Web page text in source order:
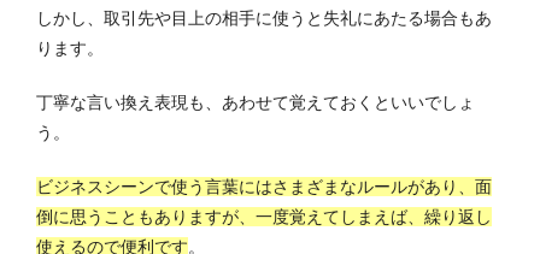
しかし、取引先や目上の相手に使うと失礼にあたる場合もあ
ります。
丁寧な言い換え表現も、あわせて覚えておくといいでしょ
う。
ビジネスシーンで使う言葉にはさまざまなルールがあり、面
倒に思うこともありますが、一度覚えてしまえば、繰り返し
使えるので便利です。